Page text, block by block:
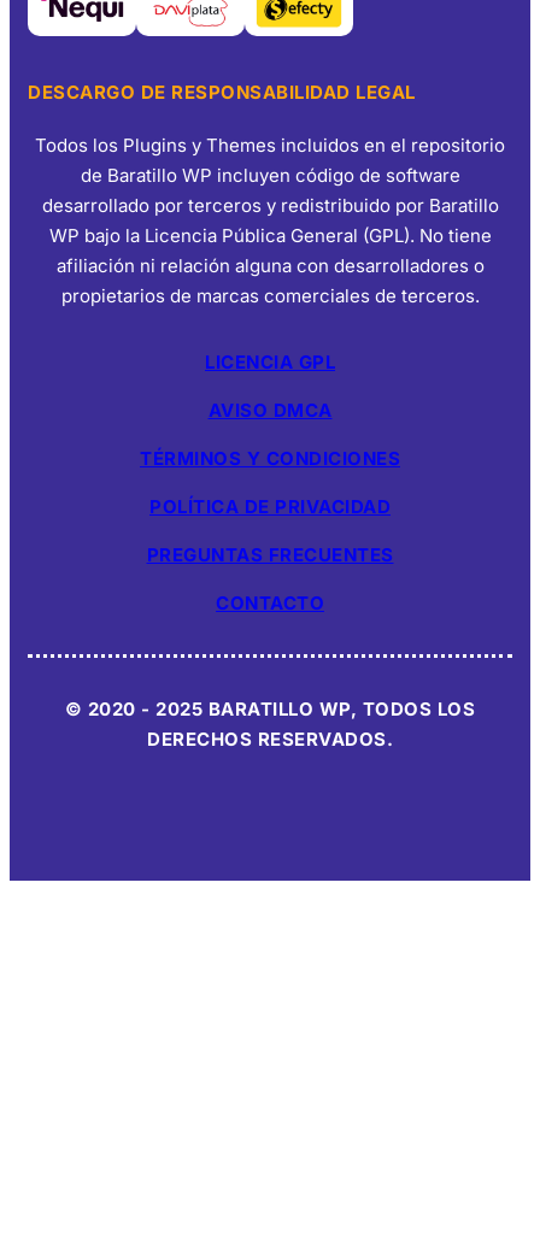
DESCARGO DE RESPONSABILIDAD LEGAL
Todos los Plugins y Themes incluidos en el repositorio
de Baratillo WP incluyen código de software
desarrollado por terceros y redistribuido por Baratillo
WP bajo la Licencia Pública General (GPL). No tiene
afiliación ni relación alguna con desarrolladores o
propietarios de marcas comerciales de terceros.
LICENCIA GPL
AVISO DMCA
TÉRMINOS Y CONDICIONES
POLÍTICA DE PRIVACIDAD
PREGUNTAS FRECUENTES
CONTACTO
© 2020 - 2025 BARATILLO WP, TODOS LOS
DERECHOS RESERVADOS.